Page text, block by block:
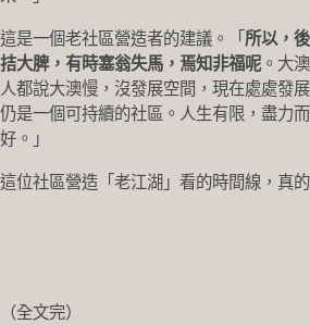
這是一個老社區營造者的建議。「所以，
拮大脾，有時塞翁失馬，焉知非福呢。大
人都說大澳慢，沒發展空間，現在處處發
仍是一個可持續的社區。人生有限，盡力
好。」
這位社區營造「老江湖」看的時間線，真
（全文完）